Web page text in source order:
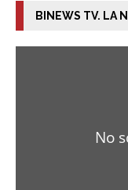
BINEWS TV. LA